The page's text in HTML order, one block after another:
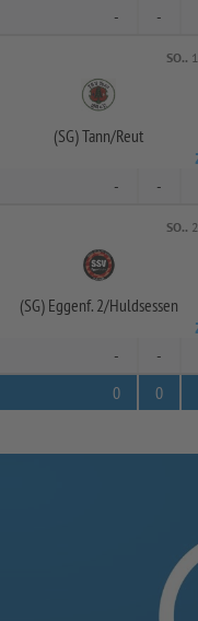
- -
SO..
(SG) Tann/Reut
- -
SO..
(SG) Eggenf. 2/Huldsessen
- -
0
0